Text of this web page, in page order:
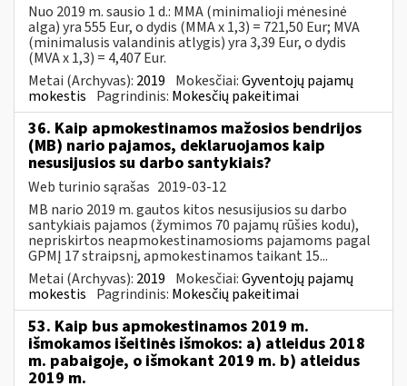
Nuo 2019 m. sausio 1 d.: MMA (minimalioji mėnesinė
alga) yra 555 Eur, o dydis (MMA x 1,3) = 721,50 Eur; MVA
(minimalusis valandinis atlygis) yra 3,39 Eur, o dydis
(MVA x 1,3) = 4,407 Eur.
Metai (Archyvas): 2019 Mokesčiai:Gyventojų pajamų
mokestis Pagrindinis: Mokesčių pakeitimai
36. Kaip apmokestinamos mažosios bendrijos
(MB) nario pajamos, deklaruojamos kaip
nesusijusios su darbo santykiais?
Web turinio sąrašas 2019-03-12
MB nario 2019 m. gautos kitos nesusijusios su darbo
santykiais pajamos (žymimos 70 pajamų rūšies kodu),
nepriskirtos neapmokestinamosioms pajamoms pagal
GPMĮ 17 straipsnį, apmokestinamos taikant 15...
Metai (Archyvas): 2019 Mokesčiai:Gyventojų pajamų
mokestis Pagrindinis: Mokesčių pakeitimai
53. Kaip bus apmokestinamos 2019 m.
išmokamos išeitinės išmokos: a) atleidus 2018
m. pabaigoje, o išmokant 2019 m. b) atleidus
2019 m.